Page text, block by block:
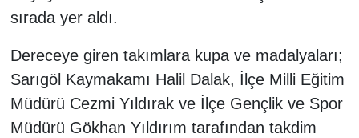
sırada yer aldı.
Dereceye giren takımlara kupa ve madalyaları;
Sarıgöl Kaymakamı Halil Dalak, İlçe Milli Eğitim
Müdürü Cezmi Yıldırak ve İlçe Gençlik ve Spor
Müdürü Gökhan Yıldırım tarafından takdim